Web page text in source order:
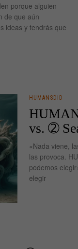
porque alguien
de que aún
ideas y tendrás que
HUMANSDID
vs. ➁
«Nada viene,
las provoca.
podemos
elegir